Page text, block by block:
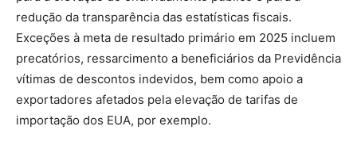
redução da transparência das estatísticas fiscais.
Exceções à meta de resultado primário em 2025 incluem
precatórios, ressarcimento a beneficiários da Previdência
vítimas de descontos indevidos, bem como apoio a
exportadores afetados pela elevação de tarifas de
importação dos EUA, por exemplo.